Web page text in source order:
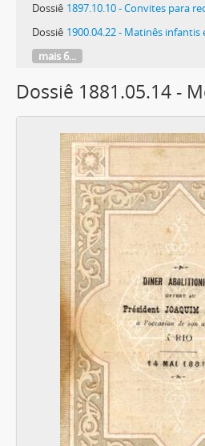
Dossiê 1897.10.10 - Convites para
Dossiê 1900.04.22 - Matinês
mais 6...
Dossiê 1881.05.14 -